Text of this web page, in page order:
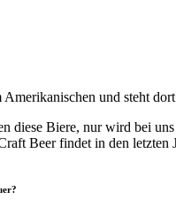
und steht
diese Biere, nur wird bei
Beer findet in den